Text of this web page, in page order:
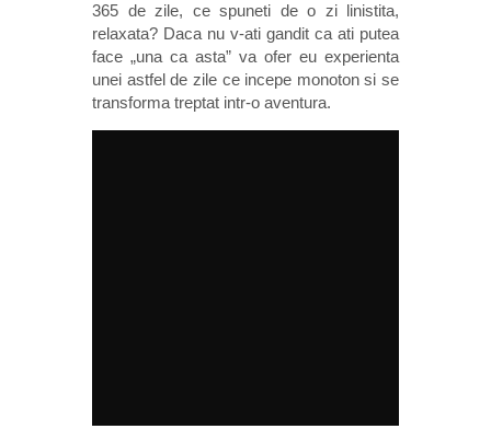
365 de zile, ce spuneti de o zi linistita,
relaxata? Daca nu v-ati gandit ca ati putea
face „una ca asta” va ofer eu experienta
unei astfel de zile ce incepe monoton si se
transforma treptat intr-o aventura.